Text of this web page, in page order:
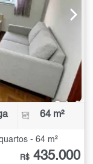
64 m²
- 64 m²
R$ 435.000